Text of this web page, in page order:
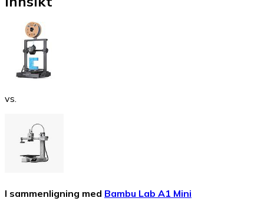
vs.
I sammenligning med Bambu Lab A1 Mini